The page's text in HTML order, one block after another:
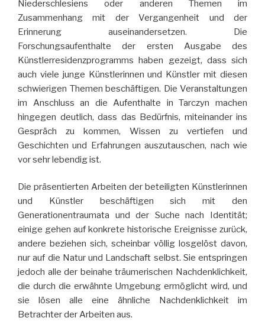
Niederschlesiens oder anderen Themen im
Zusammenhang mit der Vergangenheit und der
Erinnerung auseinandersetzen. Die
Forschungsaufenthalte der ersten Ausgabe des
Künstlerresidenzprogramms haben gezeigt, dass sich
auch viele junge Künstlerinnen und Künstler mit diesen
schwierigen Themen beschäftigen. Die Veranstaltungen
im Anschluss an die Aufenthalte in Tarczyn machen
hingegen deutlich, dass das Bedürfnis, miteinander ins
Gespräch zu kommen, Wissen zu vertiefen und
Geschichten und Erfahrungen auszutauschen, nach wie
vor sehr lebendig ist.
Die präsentierten Arbeiten der beteiligten Künstlerinnen
und Künstler beschäftigen sich mit den
Generationentraumata und der Suche nach Identität;
einige gehen auf konkrete historische Ereignisse zurück,
andere beziehen sich, scheinbar völlig losgelöst davon,
nur auf die Natur und Landschaft selbst. Sie entspringen
jedoch alle der beinahe träumerischen Nachdenklichkeit,
die durch die erwähnte Umgebung ermöglicht wird, und
sie lösen alle eine ähnliche Nachdenklichkeit im
Betrachter der Arbeiten aus.